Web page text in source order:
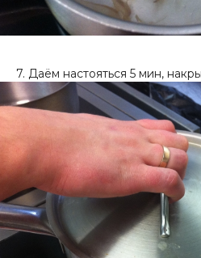
7. Даём настояться 5 мин,